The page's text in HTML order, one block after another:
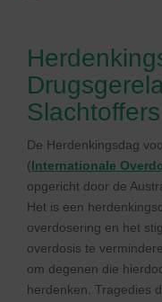
Slachtoffers
De Herdenkingsdag
(Internationale
opgericht door de
Het is een
overdosering en het
overdosis te
om degenen die
herdenken. Tragedies